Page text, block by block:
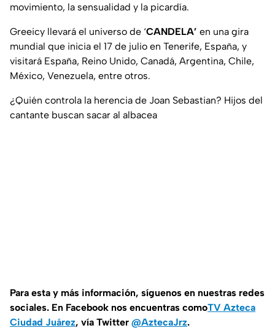
movimiento, la sensualidad y la picardía.
Greeicy llevará el universo de ‘CANDELA’ en una gira
mundial que inicia el 17 de julio en Tenerife, España, y
visitará España, Reino Unido, Canadá, Argentina, Chile,
México, Venezuela, entre otros.
¿Quién controla la herencia de Joan Sebastian? Hijos del
cantante buscan sacar al albacea
Para esta y más información, síguenos en nuestras redes
sociales. En Facebook nos encuentras comoTV Azteca
Ciudad Juárez, vía Twitter @AztecaJrz.